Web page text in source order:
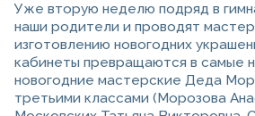
Уже вторую неделю подряд в
наши родители и проводят
изготовлению новогодних
кабинеты превращаются в самые
новогодние мастерские Деда
третьими классами (Морозова